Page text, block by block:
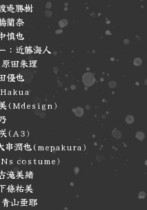
邉勝樹
蘭奈
慎也
：近藤海人
田朱理
優也
美(Mdesign)
串潤也(mepakura)
costume)
滝美緒
條祐美
山亜耶